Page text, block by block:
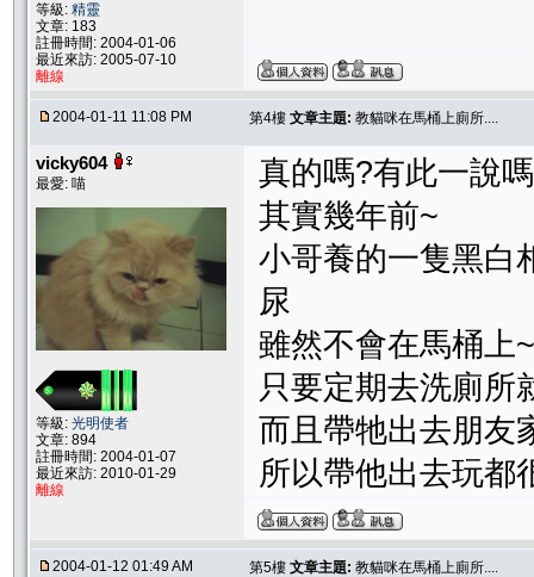
等級: 精靈
文章: 183
註冊時間: 2004-01-06
最近來訪: 2005-07-10
離線
2004-01-11 11:08 PM 第4樓 文章主題: 教貓咪在馬桶上廁所....
vicky604
最愛: 喵
等級: 光明使者
文章: 894
註冊時間: 2004-01-07
最近來訪: 2010-01-29
離線
真的嗎?有此一說
其實幾年前~
小哥養的一隻黑白
尿
雖然不會在馬桶上
只要定期去洗廁所
而且帶牠出去朋友
所以帶他出去玩都
2004-01-12 01:49 AM 第5樓 文章主題: 教貓咪在馬桶上廁所....